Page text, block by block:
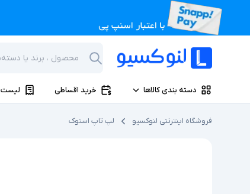
دسته بندی کالاها خرید اقساطی لیست
فروشگاه اینترنتی لنوکسیو لپ تاپ استوک